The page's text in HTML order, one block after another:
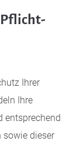
Pflicht­
Ihrer
Ihre
entsprechend
sowie dieser